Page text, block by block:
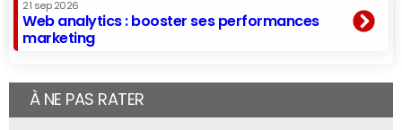
21 sep 2026
Web analytics : booster ses performances
marketing
À NE PAS RATER